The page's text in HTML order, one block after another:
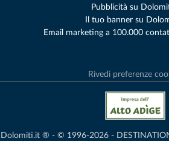
Pubblicità su
Il tuo banner su
Email marketing a 100.000
Rivedi preferenze
Dolomiti.it ® - © 1996-2026 -